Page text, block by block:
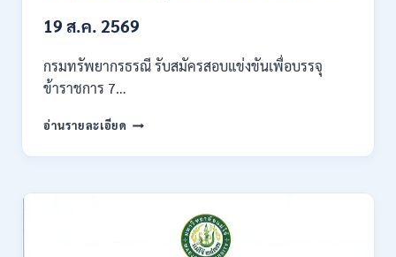
/
เดือน
18150
ONLINE
สิงหาคม
19 ส.ค. 2569
กรมทรัพยากรธรณี รับสมัครสอบแข่งขันเพื่อบรรจุ
ข้าราชการ 7…
อ่านรายละเอียด กรม
เปิด
สมัคร